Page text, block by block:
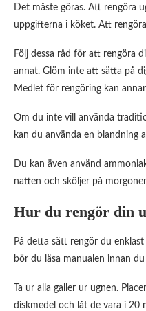
Det måste göras. Att rengöra
uppgifterna i köket. Att
Följ dessa råd för att rengöra
annat. Glöm inte att sätta på
Medlet för rengöring kan
Om du inte vill använda
kan du använda en blandning
Du kan även använd
natten och sköljer på
Hur du rengör din
På detta sätt rengör du
bör du läsa manualen innan
Ta ur alla galler ur ugnen.
diskmedel och låt de vara i 20